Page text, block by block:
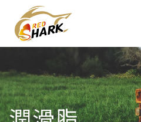
links
content